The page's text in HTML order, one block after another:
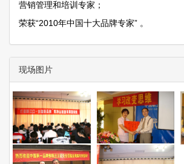
营销管理和培训专家；
荣获“2010年中国十大品牌专家” 。
现场图片